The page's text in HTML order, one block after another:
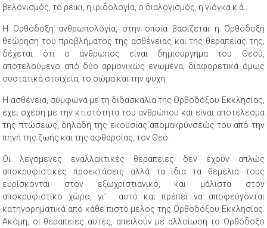
βελονισμός, το ρέϊκι, η ιριδολογία, ο διαλογισμός, η γιόγκα κ.ά..
Η Ορθόδοξη ανθρωπολογία, στην οποία βασίζεται η Ορθόδοξη
θεώρηση του προβλήματος της ασθένειας και της θεραπείας της,
δέχεται ότι ο άνθρωπος είναι δημιούργημα του Θεού,
αποτελούμενο από δύο αρμονικώς ενωμένα, διαφορετικά όμως
συστατικά στοιχεία, το σώμα και την ψυχή.
Η ασθένεια, σύμφωνα με τη διδασκαλία της Ορθοδόξου Εκκλησίας,
έχει σχέση με την κτιστότητα του ανθρώπου και είναι αποτέλεσμα
της πτώσεως, δηλαδή της εκουσίας απομακρύνσεώς του από την
πηγή της ζωής και της αφθαρσίας, τον Θεό.
Οι λεγόμενες εναλλακτικές θεραπείες δεν έχουν απλώς
αποκρυφιστικές προεκτάσεις αλλά τα ίδια τα θεμέλιά τους
ευρίσκονται στον εξωχριστιανικό, και μάλιστα στον
αποκρυφιστικό χώρο, γι’ αυτό και πρέπει να αποφεύγονται
κατηγορηματικά από κάθε πιστό μέλος της Ορθοδόξου Εκκλησίας.
Ακόμη, οι θεραπείες αυτές, απειλούν με αλλοίωση το Ορθόδοξο